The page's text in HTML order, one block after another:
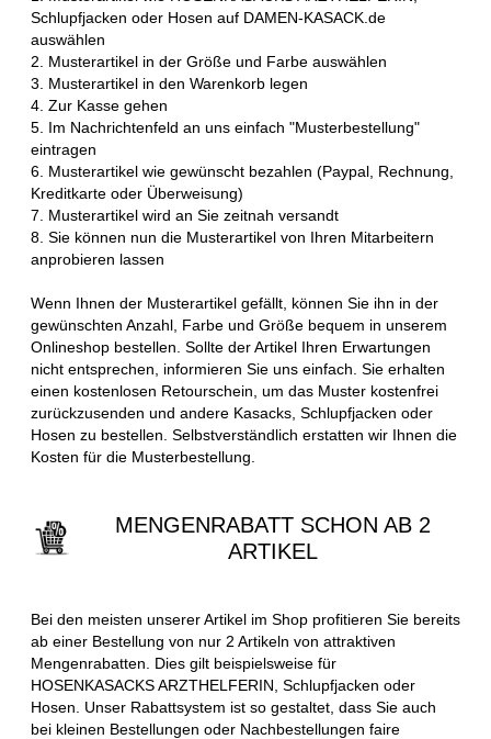
Schlupfjacken oder Hosen auf DAMEN-KASACK.de
auswählen
2. Musterartikel in der Größe und Farbe auswählen
3. Musterartikel in den Warenkorb legen
4. Zur Kasse gehen
5. Im Nachrichtenfeld an uns einfach "Musterbestellung"
eintragen
6. Musterartikel wie gewünscht bezahlen (Paypal, Rechnung,
Kreditkarte oder Überweisung)
7. Musterartikel wird an Sie zeitnah versandt
8. Sie können nun die Musterartikel von Ihren Mitarbeitern
anprobieren lassen
Wenn Ihnen der Musterartikel gefällt, können Sie ihn in der
gewünschten Anzahl, Farbe und Größe bequem in unserem
Onlineshop bestellen. Sollte der Artikel Ihren Erwartungen
nicht entsprechen, informieren Sie uns einfach. Sie erhalten
einen kostenlosen Retourschein, um das Muster kostenfrei
zurückzusenden und andere Kasacks, Schlupfjacken oder
Hosen zu bestellen. Selbstverständlich erstatten wir Ihnen die
Kosten für die Musterbestellung.
MENGENRABATT SCHON AB 2
ARTIKEL
Bei den meisten unserer Artikel im Shop profitieren Sie bereits
ab einer Bestellung von nur 2 Artikeln von attraktiven
Mengenrabatten. Dies gilt beispielsweise für
HOSENKASACKS ARZTHELFERIN, Schlupfjacken oder
Hosen. Unser Rabattsystem ist so gestaltet, dass Sie auch
bei kleinen Bestellungen oder Nachbestellungen faire